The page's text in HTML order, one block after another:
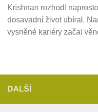
Krishnan rozhodl
dosavadní život ubíral.
vysněné kariéry začal
DALŠÍ